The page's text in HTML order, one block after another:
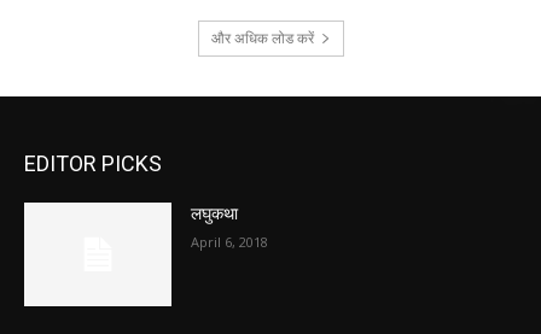
और अधिक लोड करें
EDITOR PICKS
लघुकथा
April 6, 2018